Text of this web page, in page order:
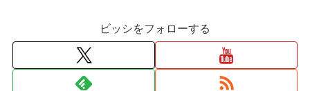
ビッシをフォローする